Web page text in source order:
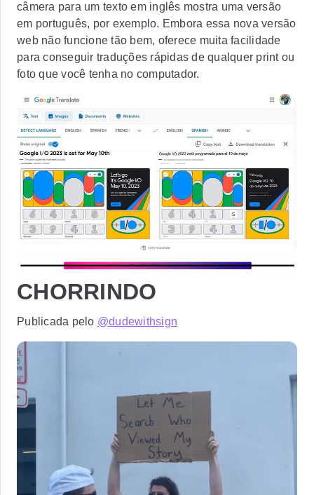
câmera para um texto em inglês mostra uma versão
em português, por exemplo. Embora essa nova versão
web não funcione tão bem, oferece muita facilidade
para conseguir traduções rápidas de qualquer print ou
foto que você tenha no computador.
CHORRINDO
Publicada pelo @dudewithsign